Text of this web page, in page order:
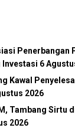
Penerbangan
Investasi 6
Kawal
2026
Tambang Sirtu
2026